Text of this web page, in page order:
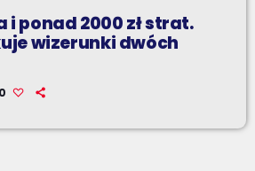
i ponad 2000 zł strat.
wizerunki dwóch